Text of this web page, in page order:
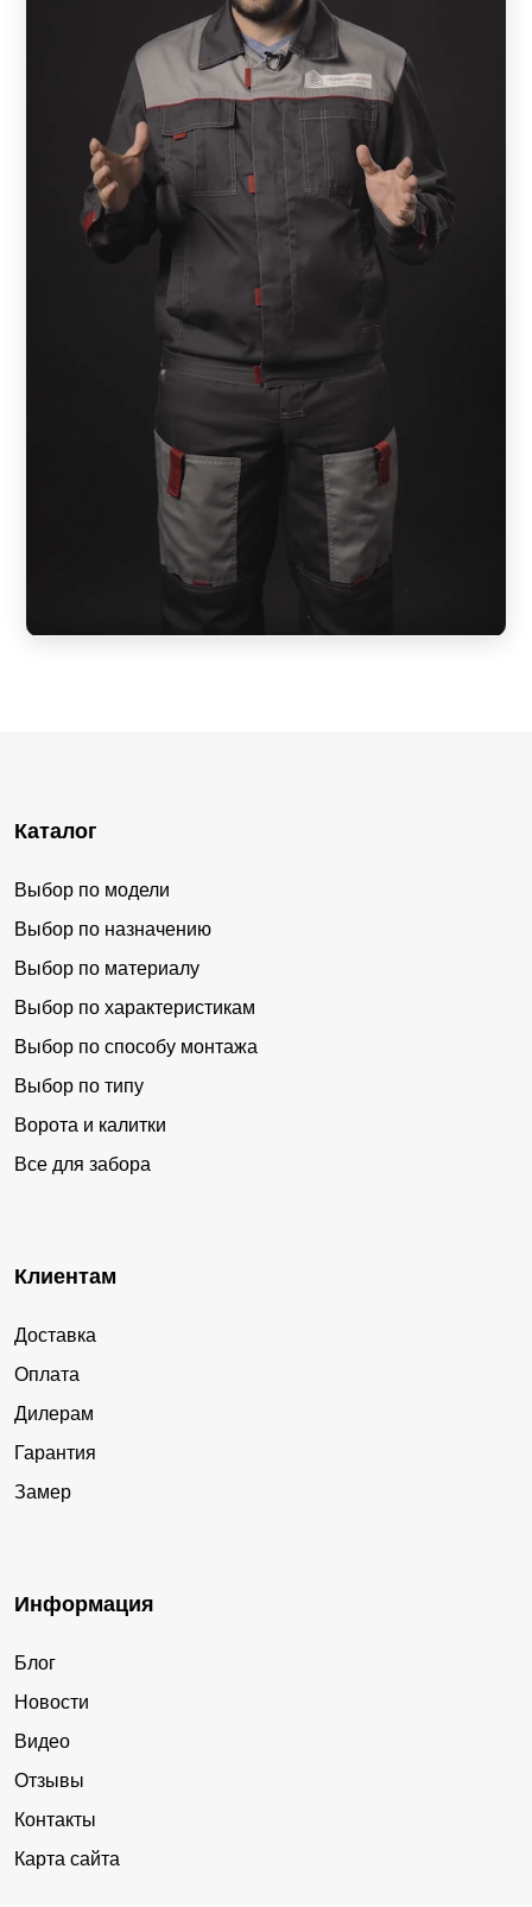
Каталог
Выбор по модели
Выбор по назначению
Выбор по материалу
Выбор по характеристикам
Выбор по способу монтажа
Выбор по типу
Ворота и калитки
Все для забора
Клиентам
Доставка
Оплата
Дилерам
Гарантия
Замер
Информация
Блог
Новости
Видео
Отзывы
Контакты
Карта сайта